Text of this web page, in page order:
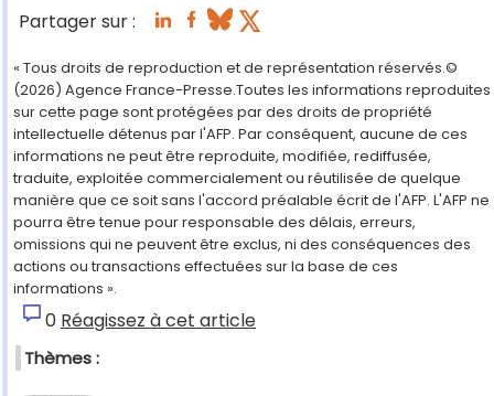
Partager sur :
« Tous droits de reproduction et de représentation réservés.©
(2026) Agence France-Presse.Toutes les informations reproduites
sur cette page sont protégées par des droits de propriété
intellectuelle détenus par l'AFP. Par conséquent, aucune de ces
informations ne peut être reproduite, modifiée, rediffusée,
traduite, exploitée commercialement ou réutilisée de quelque
manière que ce soit sans l'accord préalable écrit de l'AFP. L'AFP ne
pourra être tenue pour responsable des délais, erreurs,
omissions qui ne peuvent être exclus, ni des conséquences des
actions ou transactions effectuées sur la base de ces
informations ».
0 Réagissez à cet article
Thèmes :